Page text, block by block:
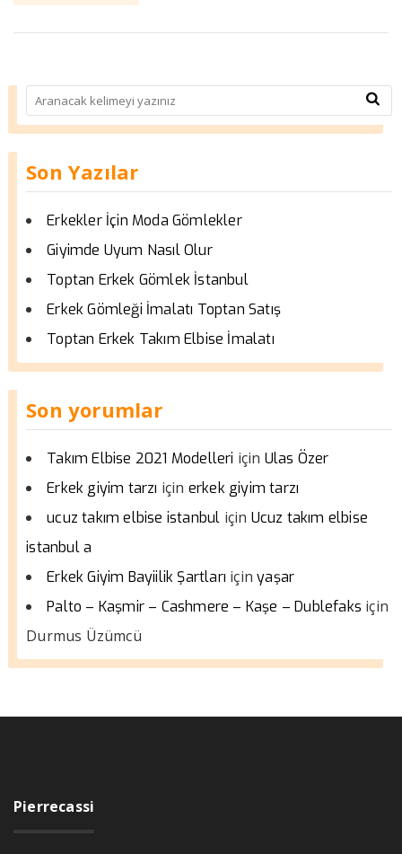
Son Yazılar
Erkekler İçin Moda Gömlekler
Giyimde Uyum Nasıl Olur
Toptan Erkek Gömlek İstanbul
Erkek Gömleği İmalatı Toptan Satış
Toptan Erkek Takım Elbise İmalatı
Son yorumlar
Takım Elbise 2021 Modelleri için Ulas Özer
Erkek giyim tarzı için erkek giyim tarzı
ucuz takım elbise istanbul için Ucuz takım elbise
istanbul a
Erkek Giyim Bayiilik Şartları içinyaşar
Palto – Kaşmir – Cashmere – Kaşe – Dublefaks için
Durmus Üzümcü
Pierrecassi